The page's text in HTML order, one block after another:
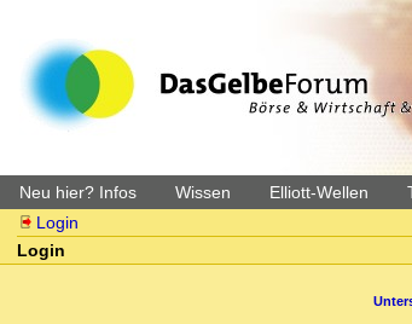
Neu hier? Infos Wissen Elliott-Wellen
Login
Login